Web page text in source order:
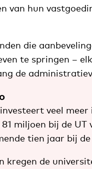
van hun
die
te springen –
de
veel
miljoen bij de
tien jaar bij
kregen de